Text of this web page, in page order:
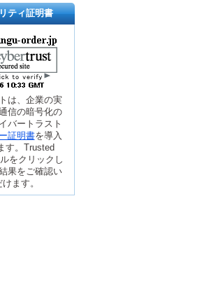
ティ証明書
は、企業の実
信の暗号化の
バートラスト
証明書を導入
す。Trusted
をクリックし
果をご確認い
ます。